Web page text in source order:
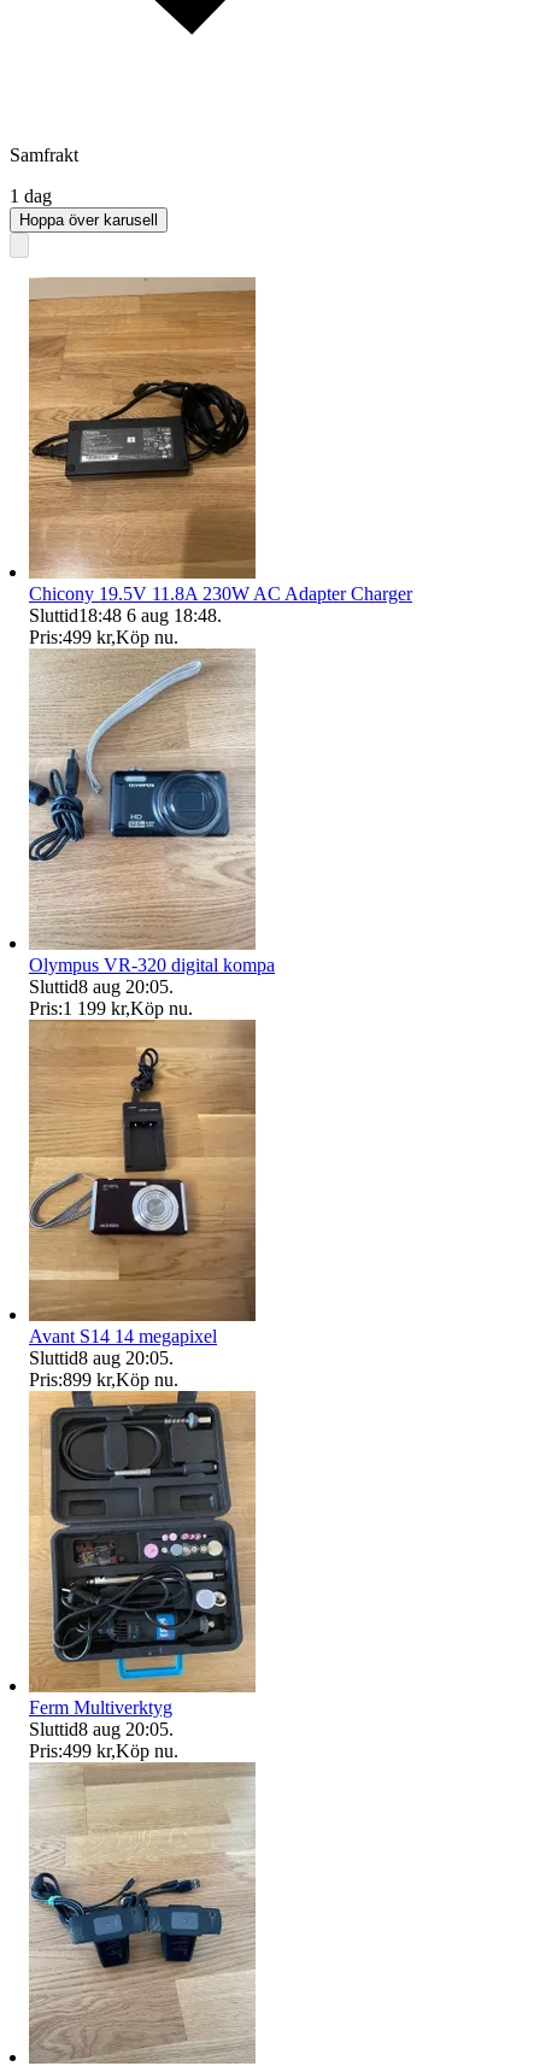
Samfrakt
1 dag
Hoppa över karusell
Chicony 19.5V 11.8A 230W AC Adapter Charger
Sluttid18:48 6 aug 18:48.
Pris:499 kr,Köp nu.
Olympus VR-320 digital kompa
Sluttid8 aug 20:05.
Pris:1 199 kr,Köp nu.
Avant S14 14 megapixel
Sluttid8 aug 20:05.
Pris:899 kr,Köp nu.
Ferm Multiverktyg
Sluttid8 aug 20:05.
Pris:499 kr,Köp nu.